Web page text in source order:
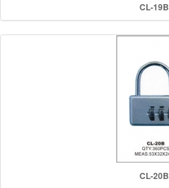
CL-19B
CL-20B